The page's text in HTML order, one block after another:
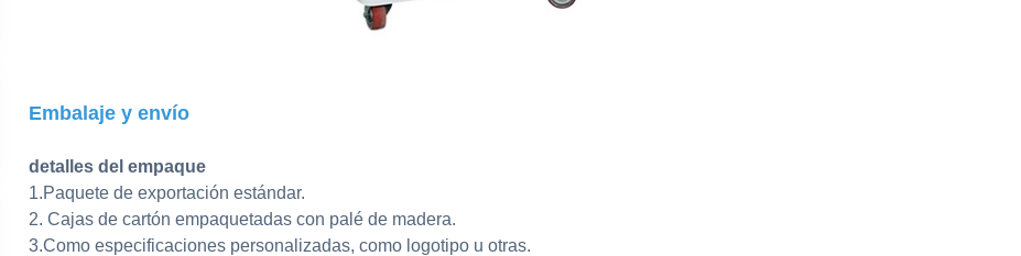
Embalaje y envío
detalles del empaque
1.Paquete de exportación estándar.
2. Cajas de cartón empaquetadas con palé de madera.
3.Como especificaciones personalizadas, como logotipo u otras.